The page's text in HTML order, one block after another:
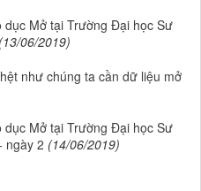
dục Mở tại Trường Đại học Sư
(13/06/2019)
như chúng ta cần dữ liệu mở
dục Mở tại Trường Đại học Sư
ngày 2 (14/06/2019)